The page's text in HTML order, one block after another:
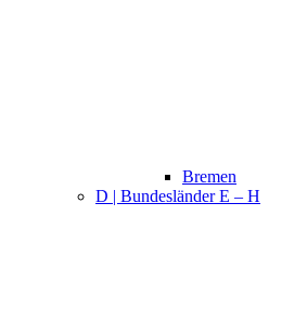
Bremen
D | Bundesländer E – H